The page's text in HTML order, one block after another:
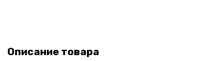
Описание товара